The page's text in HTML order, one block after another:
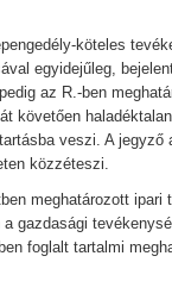
köteles
egyidejűleg,
az R.-ben
követően
veszi. A jegyző
közzéteszi.
meghatározott ipari
gazdasági
foglalt tartalmi